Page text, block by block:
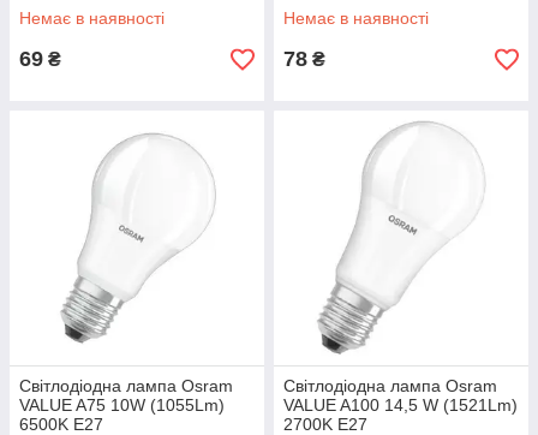
Немає в наявності
69 ₴
Немає в наявності
78 ₴
Світлодіодна лампа Osram
VALUE A75 10W (1055Lm)
6500K E27
Світлодіодна лампа Osram
VALUE A100 14,5 W (1521Lm)
2700K E27